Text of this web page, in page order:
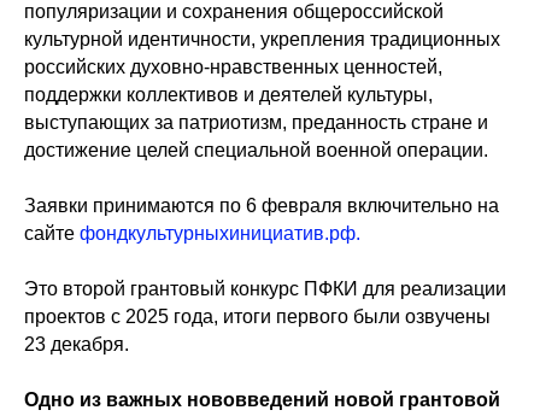
популяризации и сохранения общероссийской
культурной идентичности, укрепления традиционных
российских духовно-нравственных ценностей,
поддержки коллективов и деятелей культуры,
выступающих за патриотизм, преданность стране и
достижение целей специальной военной операции.
Заявки принимаются по 6 февраля включительно на
сайте фондкультурныхинициатив.рф.
Это второй грантовый конкурс ПФКИ для реализации
проектов с 2025 года, итоги первого были озвучены
23 декабря.
Одно из важных нововведений новой грантовой